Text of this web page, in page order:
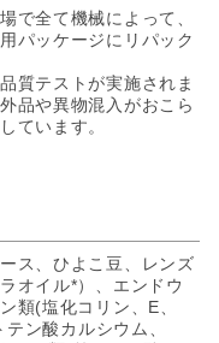
で全て機械によって、
パッケージにリパック
質テストが実施されま
品や異物混入がおこら
ています。
ス、ひよこ豆、レンズ
オイル*）、エンドウ
類(塩化コリン、E、
ン酸カルシウム、